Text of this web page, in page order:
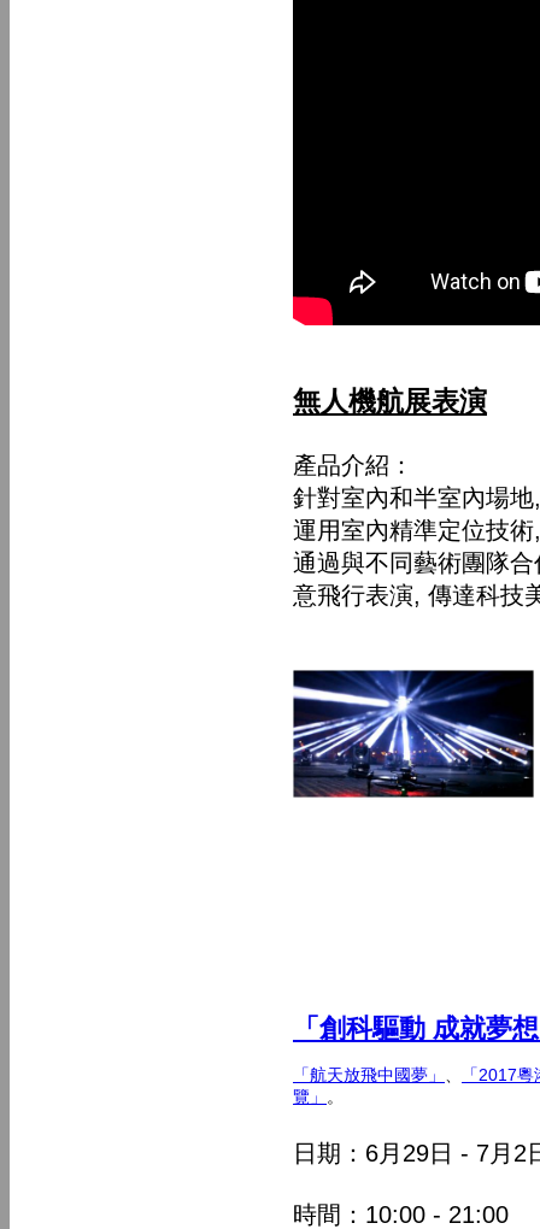
無人機航展表演
產品介紹：
針對室內和半室內場
運用室內精準定位技
通過與不同藝術團隊
意飛行表演, 傳達科技
「創科驅動 成就夢
「航天放飛中國夢」
「2017
覽」
。
日期：6月29日 - 7月2
時間：10:00 - 21:00